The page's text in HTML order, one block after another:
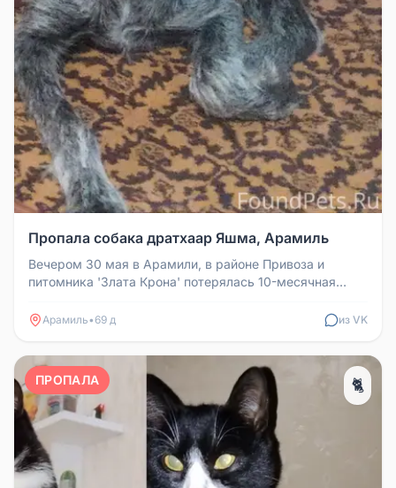
Пропала собака дратхаар Яшма, Арамиль
Вечером 30 мая в Арамили, в районе Привоза и
питомника 'Злата Крона' потерялась 10-месячная
Арамиль•69 д из VK
ПРОПАЛА 🐈